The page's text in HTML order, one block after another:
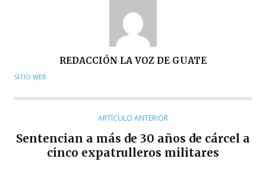
U
O
REDACCIÓN LA VOZ DE GUATE
SITIO WEB
ARTÍCULO ANTERIOR
Sentencian a más de 30 años de cárcel a
cinco expatrulleros militares